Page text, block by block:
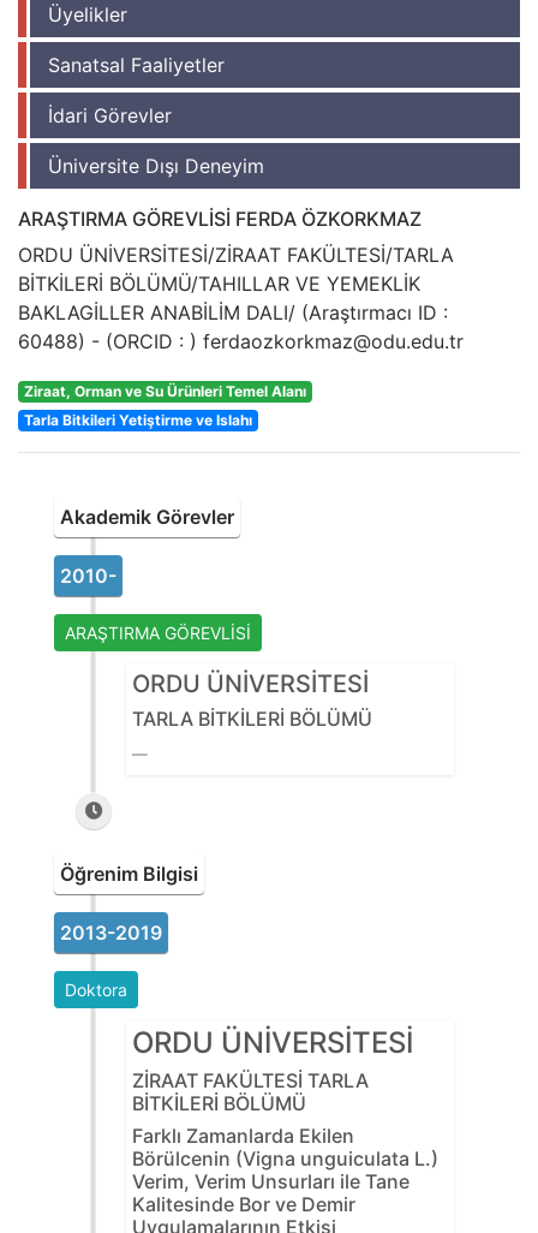
Üyelikler
Sanatsal Faaliyetler
İdari Görevler
Üniversite Dışı Deneyim
ARAŞTIRMA GÖREVLİSİ FERDA ÖZKORKMAZ
ORDU ÜNİVERSİTESİ/ZİRAAT FAKÜLTESİ/TARLA
BİTKİLERİ BÖLÜMÜ/TAHILLAR VE YEMEKLİK
BAKLAGİLLER ANABİLİM DALI/ (Araştırmacı ID :
60488) - (ORCID : ) ferdaozkorkmaz@odu.edu.tr
Ziraat, Orman ve Su Ürünleri Temel Alanı
Tarla Bitkileri Yetiştirme ve Islahı
Akademik Görevler
2010-
ARAŞTIRMA GÖREVLİSİ
ORDU ÜNİVERSİTESİ
TARLA BİTKİLERİ BÖLÜMÜ
Öğrenim Bilgisi
2013-2019
Doktora
ORDU ÜNİVERSİTESİ
ZİRAAT FAKÜLTESİ TARLA
BİTKİLERİ BÖLÜMÜ
Farklı Zamanlarda Ekilen
Börülcenin (Vigna unguiculata L.)
Verim, Verim Unsurları ile Tane
Kalitesinde Bor ve Demir
Uygulamalarının Etkisi